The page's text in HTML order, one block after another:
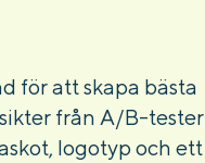
för att skapa bästa
från A/B-tester
logotyp och ett